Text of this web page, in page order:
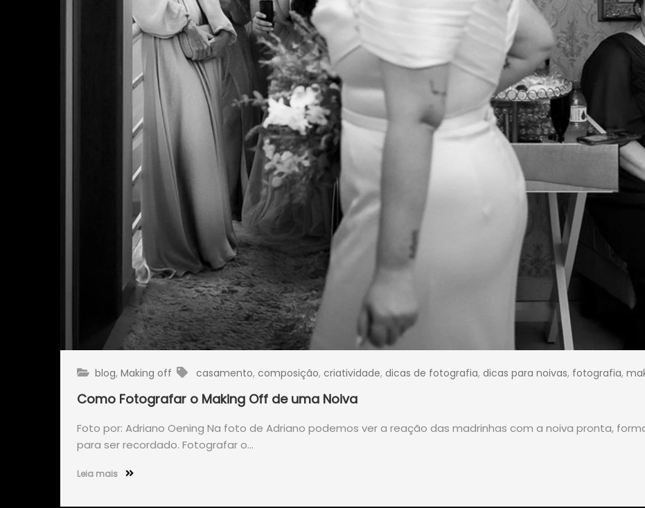
blog, Making off casamento, composição, criatividade, dicas de fotografia, dicas para noivas, fotografia,
Como Fotografar o Making Off de uma Noiva
Foto por: Adriano Oening Na foto de Adriano podemos ver a reação das madrinhas com a noiva pronta,
para ser recordado. Fotografar o…
Leia mais